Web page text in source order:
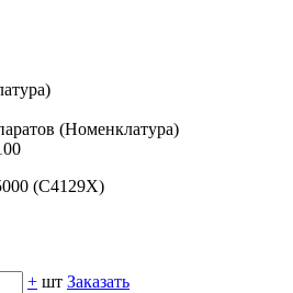
(Номенклатура)
(C4129X)
+ шт Заказать